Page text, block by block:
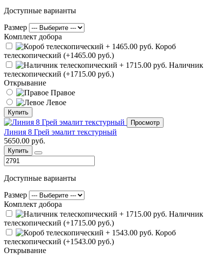
Доступные варианты
Размер
Комплект добора
Короб
телескопический (+1465.00 руб.)
Наличник
телескопический (+1715.00 руб.)
Открывание
Правое
Левое
Купить
Просмотр
Линия 8 Грей эмалит текстурный
5650.00 руб.
Купить
Доступные варианты
Размер
Комплект добора
Наличник
телескопический (+1715.00 руб.)
Короб
телескопический (+1543.00 руб.)
Открывание